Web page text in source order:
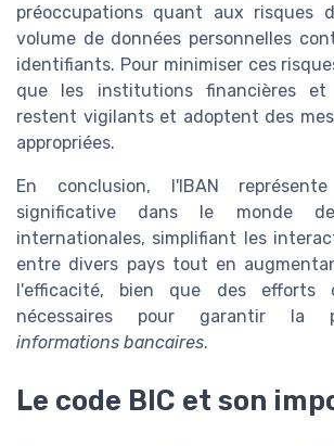
préoccupations quant aux risques
volume de données personnelles
identifiants. Pour minimiser ces
que les institutions financières
restent vigilants et adoptent des
appropriées.
En conclusion, l'IBAN
significative dans le monde
internationales, simplifiant les
entre divers pays tout en
l'efficacité, bien que des efforts
nécessaires pour garantir la
informations bancaires.
Le code BIC et son